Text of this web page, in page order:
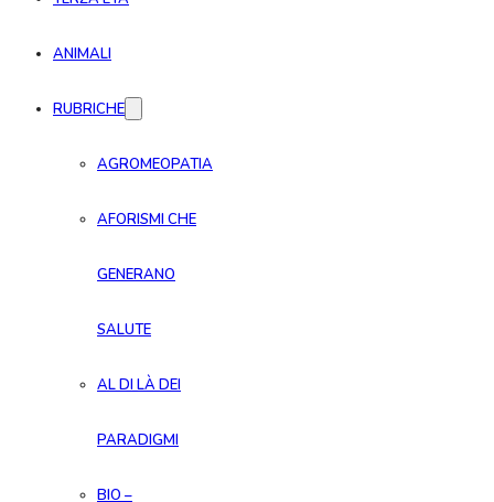
ANIMALI
RUBRICHE
AGROMEOPATIA
AFORISMI CHE
GENERANO
SALUTE
AL DI LÀ DEI
PARADIGMI
BIO –